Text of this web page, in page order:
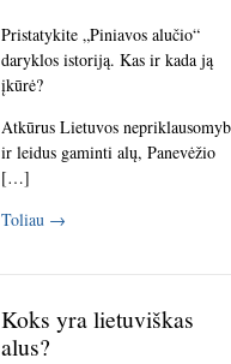
Pristatykite „Piniavos alučio“
daryklos istoriją. Kas ir kada ją
įkūrė?
Atkūrus Lietuvos
ir leidus gaminti alų, Panevėžio
[…]
Toliau →
Koks yra lietuviškas
alus?